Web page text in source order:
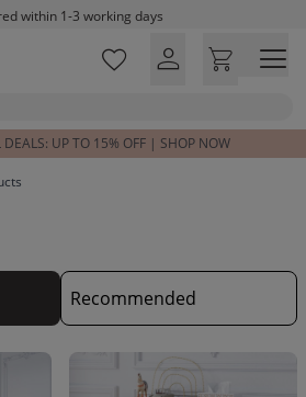
within 1-3 working days
on orders above £100*
DEALS: UP TO 15% OFF | SHOP NOW